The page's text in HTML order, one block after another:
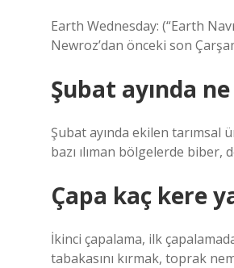
Earth Wednesday: (“Earth
Newroz’dan önceki son
Şubat ayında
Şubat ayında ekilen tarımsal
bazı ılıman bölgelerde biber,
Çapa kaç kere
İkinci çapalama, ilk
tabakasını kırmak, toprak